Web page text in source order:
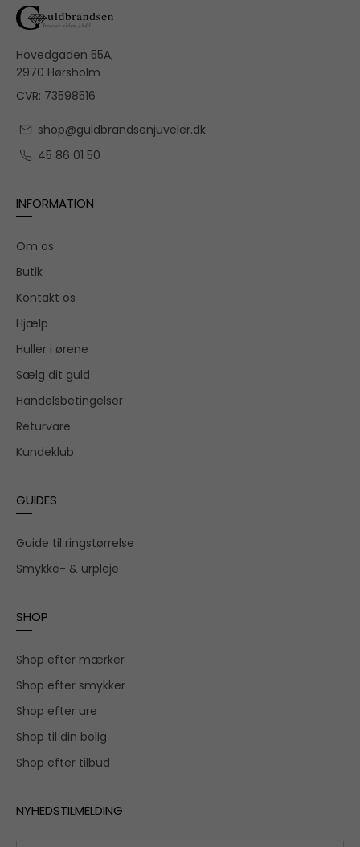
Hovedgaden 55A,
2970 Hørsholm
CVR: 73598516
shop@guldbrandsenjuveler.dk
45 86 01 50
INFORMATION
Om os
Butik
Kontakt os
Hjælp
Huller i ørene
Sælg dit guld
Handelsbetingelser
Returvare
Kundeklub
GUIDES
Guide til ringstørrelse
Smykke- & urpleje
SHOP
Shop efter mærker
Shop efter smykker
Shop efter ure
Shop til din bolig
Shop efter tilbud
NYHEDSTILMELDING